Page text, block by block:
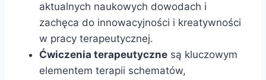
aktualnych naukowych dowodach i
zachęca do innowacyjności i kreatywności
w pracy terapeutycznej.
Ćwiczenia terapeutyczne są kluczowym
elementem terapii schematów,